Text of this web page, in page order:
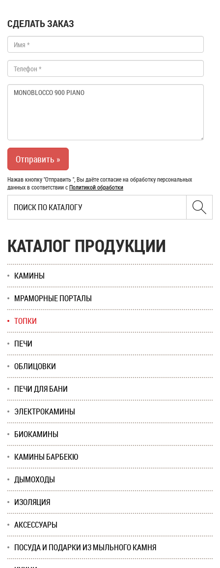
СДЕЛАТЬ ЗАКАЗ
Нажав кнопку "Отправить ", Вы даёте согласие на обработку персональных
данных в соответствии сПолитикой обработки
КАТАЛОГ ПРОДУКЦИИ
КАМИНЫ
МРАМОРНЫЕ ПОРТАЛЫ
ТОПКИ
ПЕЧИ
ОБЛИЦОВКИ
ПЕЧИ ДЛЯ БАНИ
ЭЛЕКТРОКАМИНЫ
БИОКАМИНЫ
КАМИНЫ БАРБЕКЮ
ДЫМОХОДЫ
ИЗОЛЯЦИЯ
АКСЕССУАРЫ
ПОСУДА И ПОДАРКИ ИЗ МЫЛЬНОГО КАМНЯ